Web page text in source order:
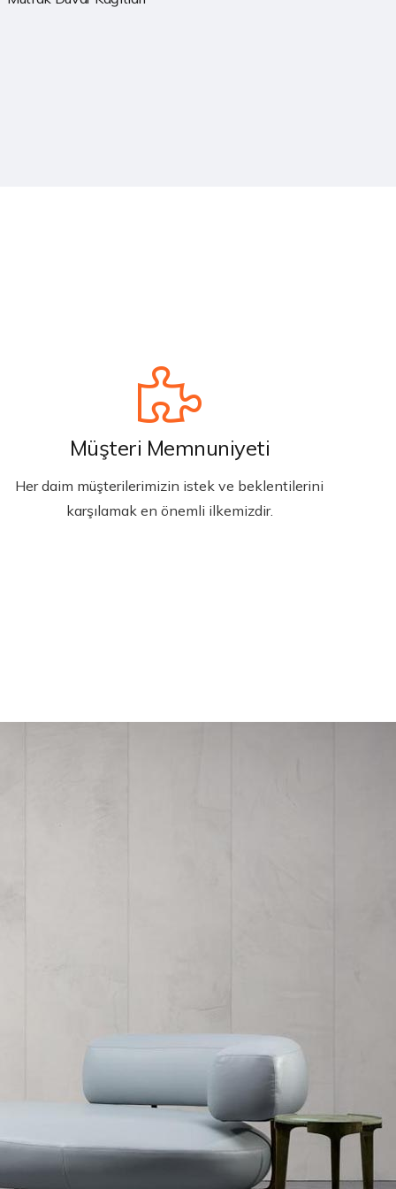
Müşteri Memnuniyeti
Her daim müşterilerimizin istek ve beklentilerini
karşılamak en önemli ilkemizdir.